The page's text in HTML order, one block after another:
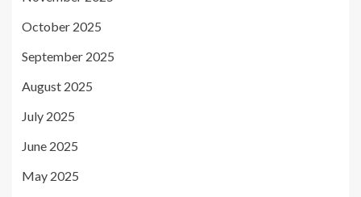
October 2025
September 2025
August 2025
July 2025
June 2025
May 2025